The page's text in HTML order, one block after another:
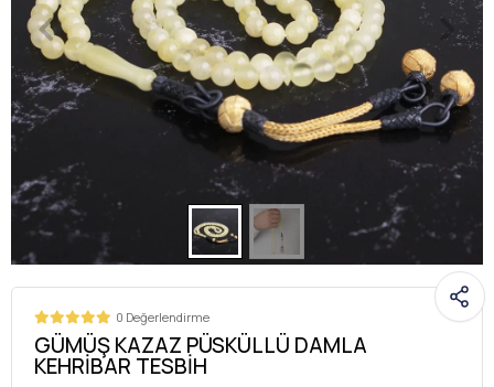
0 Değerlendirme
GÜMÜŞ KAZAZ PÜSKÜLLÜ DAMLA
KEHRİBAR TESBİH